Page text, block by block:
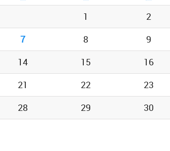
1
2
7 8
9
14 15
16
21 22
23
28 29
30